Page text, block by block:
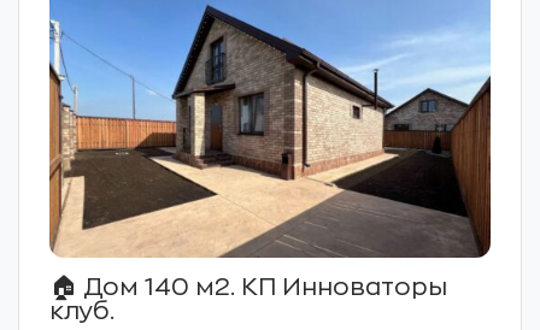
🏠 Дом 140 м2. КП Инноваторы
клуб.